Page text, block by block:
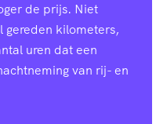
de prijs. Niet
gereden kilometers,
uren dat een
van rij- en